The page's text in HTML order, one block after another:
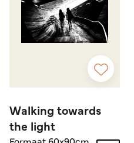
Walking towards
the light